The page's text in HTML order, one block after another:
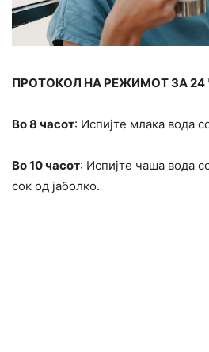
ПРОТОКОЛ НА РЕЖИМОТ ЗА 24
Во 8 часот: Испијте млака вода
Во 10 часот: Испијте чаша вода
сок од јаболко.